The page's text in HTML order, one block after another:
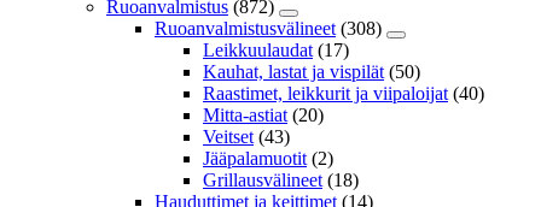
Ruoanvalmistus (872)
Ruoanvalmistusvälineet (308)
Leikkuulaudat (17)
Kauhat, lastat ja vispilät (50)
Raastimet, leikkurit ja viipaloijat (40)
Mitta-astiat (20)
Veitset (43)
Jääpalamuotit (2)
Grillausvälineet (18)
Hauduttimet ja keittimet (14)